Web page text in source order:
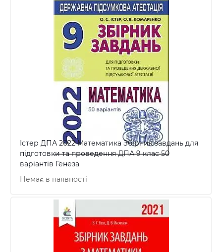
Істер ДПА 2022 Математика Збірник завдань для
підготовки та проведення ДПА 9 клас 50
варіантів Генеза
Немає в наявності